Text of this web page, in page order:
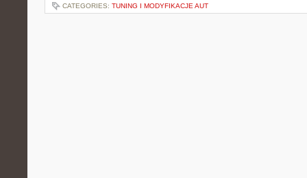
CATEGORIES: TUNING I MODYFIKACJE AUT